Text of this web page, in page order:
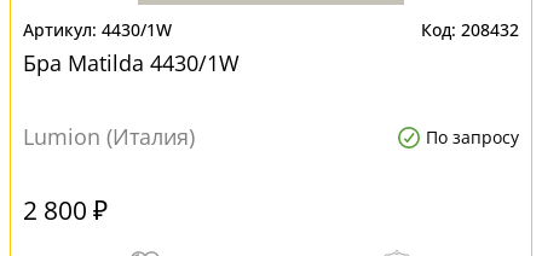
4430/1W 208432
Бра Matilda 4430/1W
Lumion (Италия) По запросу
2 800 ₽